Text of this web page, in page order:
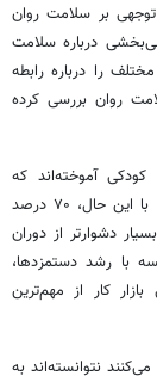
توجهی بر سلامت روان
درباره سلامت
را درباره رابطه
روان بررسی کرده
از کودکی آموخته‌اند که
مهم‌ترین وظیفه مرد در خانواده، تأمین درآمد اصلی است. با این حال، ۷۰ درصد
دشوارتر از دوران
با رشد دستمزدها،
کار از مهم‌ترین
نتوانسته‌اند به